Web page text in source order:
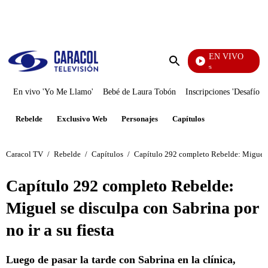
Enviar
EN VIVO
Sábados Felices
En vivo 'Yo Me Llamo' Bebé de Laura Tobón Inscripciones 'Desafío'
Rebelde Exclusivo Web Personajes Capítulos
Caracol TV / Rebelde / Capítulos / Capítulo 292 completo Rebelde: Miguel
Capítulo 292 completo Rebelde:
Miguel se disculpa con Sabrina por
no ir a su fiesta
Luego de pasar la tarde con Sabrina en la clínica,